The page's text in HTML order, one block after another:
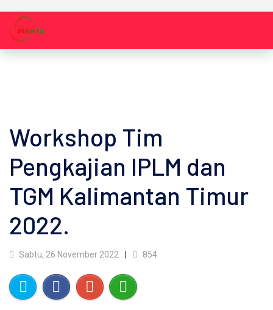
Workshop Tim
Pengkajian IPLM dan
TGM Kalimantan Timur
2022.
Sabtu, 26 November 2022 854